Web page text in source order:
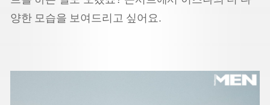
양한 모습을 보여드리고 싶어요.